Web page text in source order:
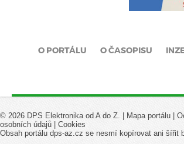
O PORTÁLU O ČASOPISU
© 2026 DPS Elektronika od A do Z. | Mapa portálu |
osobních údajů | Cookies
Obsah portálu dps-az.cz se nesmí kopírovat ani šířit